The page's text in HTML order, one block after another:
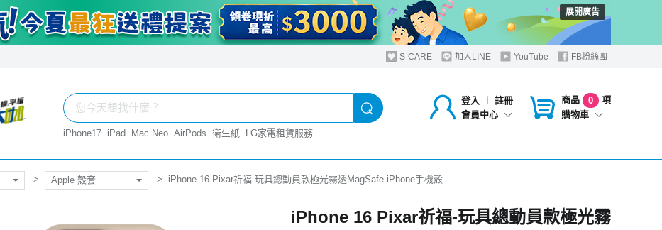
展開廣告
S-CARE 加入LINE YouTube FB粉絲團
登入 ︱
註冊
會員中心
商品 0
項
購物車
iPhone17 iPad Mac Neo AirPods 衛生紙 LG家電租賃服務
Apple 殼套 iPhone 16 Pixar祈福-玩具總動員款極光霧透MagSafe iPhone手機殼
iPhone 16 Pixar祈福-玩具總動員款極光霧